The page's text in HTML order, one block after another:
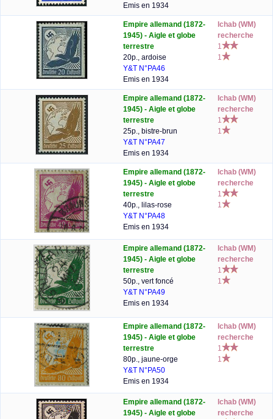
Emis en 1934
Empire allemand (1872-
1945) - Aigle et globe
terrestre
20p., ardoise
Y&T N°PA46
Emis en 1934
lchab (WM)
recherche
1
1
Empire allemand (1872-
1945) - Aigle et globe
terrestre
25p., bistre-brun
Y&T N°PA47
Emis en 1934
lchab (WM)
recherche
1
1
Empire allemand (1872-
1945) - Aigle et globe
terrestre
40p., lilas-rose
Y&T N°PA48
Emis en 1934
lchab (WM)
recherche
1
1
Empire allemand (1872-
1945) - Aigle et globe
terrestre
50p., vert foncé
Y&T N°PA49
Emis en 1934
lchab (WM)
recherche
1
1
Empire allemand (1872-
1945) - Aigle et globe
terrestre
80p., jaune-orge
Y&T N°PA50
Emis en 1934
lchab (WM)
recherche
1
1
Empire allemand (1872-
1945) - Aigle et globe
lchab (WM)
recherche